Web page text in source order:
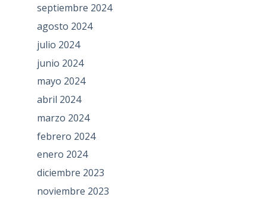
septiembre 2024
agosto 2024
julio 2024
junio 2024
mayo 2024
abril 2024
marzo 2024
febrero 2024
enero 2024
diciembre 2023
noviembre 2023